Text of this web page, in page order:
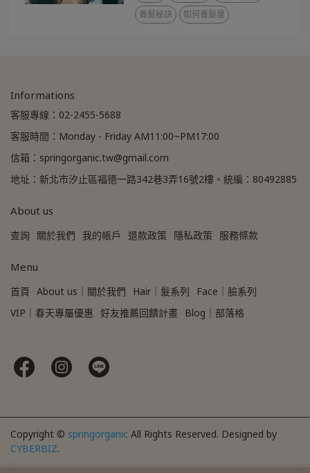
養髮秘訣
如何養髮量
Informations
客服專線：02-2455-5688
客服時間：Monday - Friday AM11:00~PM17:00
信箱：springorganic.tw@gmail.com
地址：新北市汐止區福德一路342巷3弄16號2樓。統編：80492885
About us
查詢 關於我們 我的帳戶 退款政策 隱私政策 服務條款
Menu
首頁 About us｜關於我們 Hair｜髮系列
Face｜臉系列
VIP｜春天專屬優惠 好友推薦回饋計畫 Blog｜部落格
Copyright © springorganic All Rights Reserved. Designed by
CYBERBIZ.